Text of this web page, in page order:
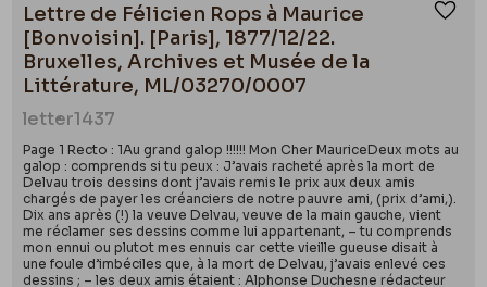
Lettre de Félicien Rops à Maurice
[Bonvoisin]. [Paris], 1877/12/22.
Bruxelles, Archives et Musée de la
Littérature, ML/03270/0007
letter1437
Page 1 Recto : 1Au grand galop !!!!!! Mon Cher MauriceDeux mots au
galop : comprends si tu peux : J’avais racheté après la mort de
Delvau trois dessins dont j’avais remis le prix aux deux amis
chargés de payer les créanciers de notre pauvre ami, (prix d’ami,).
Dix ans après (!) la veuve Delvau, veuve de la main gauche, vient
me réclamer ses dessins comme lui appartenant, – tu comprends
mon ennui ou plutot mes ennuis car cette vieille gueuse disait à
une foule d’imbéciles que, à la mort de Delvau, j’avais enlevé ces
dessins ; – les deux amis étaient : Alphonse Duchesne rédacteur